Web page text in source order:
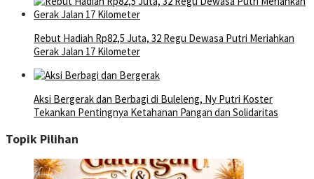
Rebut Hadiah Rp82,5 Juta, 32 Regu Dewasa Putri Meriahkan
Gerak Jalan 17 Kilometer
Aksi Bergerak dan Berbagi di Buleleng, Ny Putri Koster
Tekankan Pentingnya Ketahanan Pangan dan Solidaritas
Topik Pilihan